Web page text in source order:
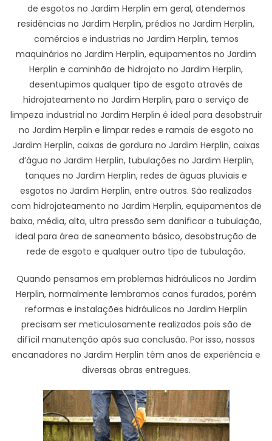
de esgotos no Jardim Herplin em geral, atendemos
residências no Jardim Herplin, prédios no Jardim Herplin,
comércios e industrias no Jardim Herplin, temos
maquinários no Jardim Herplin, equipamentos no Jardim
Herplin e caminhão de hidrojato no Jardim Herplin,
desentupimos qualquer tipo de esgoto através de
hidrojateamento no Jardim Herplin, para o serviço de
limpeza industrial no Jardim Herplin é ideal para desobstruir
no Jardim Herplin e limpar redes e ramais de esgoto no
Jardim Herplin, caixas de gordura no Jardim Herplin, caixas
d’água no Jardim Herplin, tubulações no Jardim Herplin,
tanques no Jardim Herplin, redes de águas pluviais e
esgotos no Jardim Herplin, entre outros. São realizados
com hidrojateamento no Jardim Herplin, equipamentos de
baixa, média, alta, ultra pressão sem danificar a tubulação,
ideal para área de saneamento básico, desobstrução de
rede de esgoto e qualquer outro tipo de tubulação.
Quando pensamos em problemas hidráulicos no Jardim
Herplin, normalmente lembramos canos furados, porém
reformas e instalações hidráulicos no Jardim Herplin
precisam ser meticulosamente realizados pois são de
difícil manutenção após sua conclusão. Por isso, nossos
encanadores no Jardim Herplin têm anos de experiência e
diversas obras entregues.